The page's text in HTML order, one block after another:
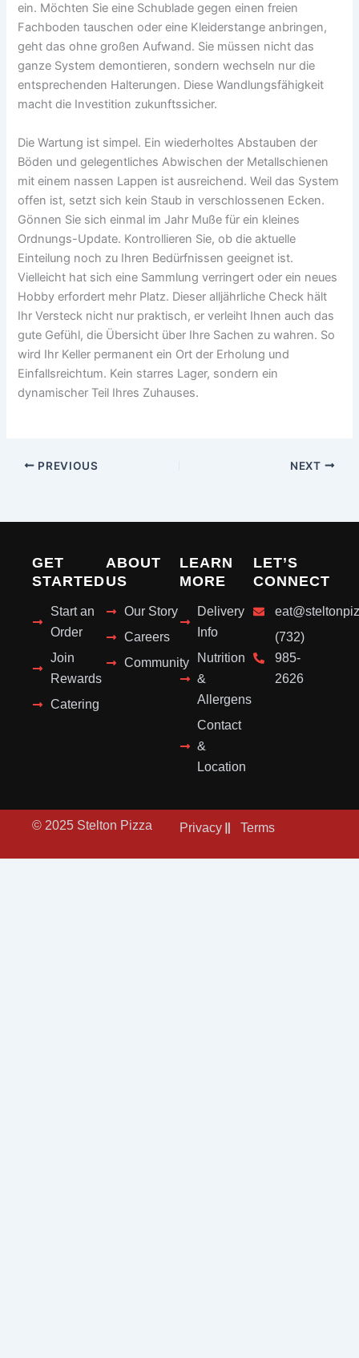
ein. Möchten Sie eine Schublade gegen einen freien
Fachboden tauschen oder eine Kleiderstange anbringen,
geht das ohne großen Aufwand. Sie müssen nicht das
ganze System demontieren, sondern wechseln nur die
entsprechenden Halterungen. Diese Wandlungsfähigkeit
macht die Investition zukunftssicher.
Die Wartung ist simpel. Ein wiederholtes Abstauben der
Böden und gelegentliches Abwischen der Metallschienen
mit einem nassen Lappen ist ausreichend. Weil das System
offen ist, setzt sich kein Staub in verschlossenen Ecken.
Gönnen Sie sich einmal im Jahr Muße für ein kleines
Ordnungs-Update. Kontrollieren Sie, ob die aktuelle
Einteilung noch zu Ihren Bedürfnissen geeignet ist.
Vielleicht hat sich eine Sammlung verringert oder ein neues
Hobby erfordert mehr Platz. Dieser alljährliche Check hält
Ihr Versteck nicht nur praktisch, er verleiht Ihnen auch das
gute Gefühl, die Übersicht über Ihre Sachen zu wahren. So
wird Ihr Keller permanent ein Ort der Erholung und
Einfallsreichtum. Kein starres Lager, sondern ein
dynamischer Teil Ihres Zuhauses.
PREVIOUS NEXT
GET
STARTED
Start an
Order
Join
Rewards
Catering
ABOUT
US
Our Story
Careers
Community
LEARN
MORE
Delivery
Info
Nutrition
&
Allergens
Contact
&
Location
LET’S
CONNECT
(732)
985-
2626
© 2025 Stelton Pizza Privacy Terms